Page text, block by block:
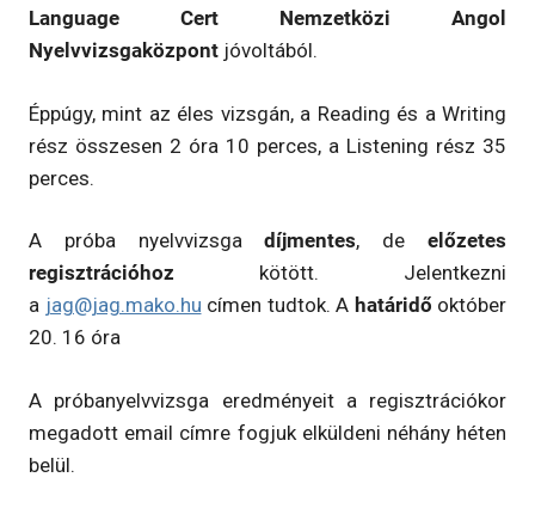
Language Cert Nemzetközi Angol
Nyelvvizsgaközpont jóvoltából.
Éppúgy, mint az éles vizsgán, a Reading és a Writing
rész összesen 2 óra 10 perces, a Listening rész 35
perces.
A próba nyelvvizsgadíjmentes, deelőzetes
regisztrációhoz kötött. Jelentkezni
a jag@jag.mako.hu címen tudtok. A határidő október
20. 16 óra
A próbanyelvvizsga eredményeit a regisztrációkor
megadott email címre fogjuk elküldeni néhány héten
belül.